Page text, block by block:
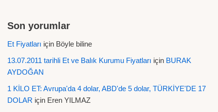
Son yorumlar
Et Fiyatları için Böyle biline
13.07.2011 tarihli Et ve Balık Kurumu Fiyatları için BURAK
AYDOĞAN
1 KİLO ET: Avrupa'da 4 dolar, ABD'de 5 dolar, TÜRKİYE'DE 17
DOLAR için Eren YILMAZ